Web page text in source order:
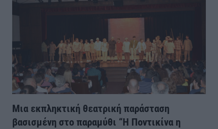
Μια εκπληκτική θεατρική παράσταση
βασισμένη στο παραμύθι “Η Ποντικίνα η